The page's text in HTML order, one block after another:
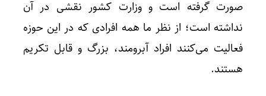
صورت گرفته است و وزارت کشور نقشی در آن
نداشته است؛ از نظر ما همه افرادی که در این حوزه
فعالیت می‌کنند افراد آبرومند، بزرگ و قابل تکریم
هستند.